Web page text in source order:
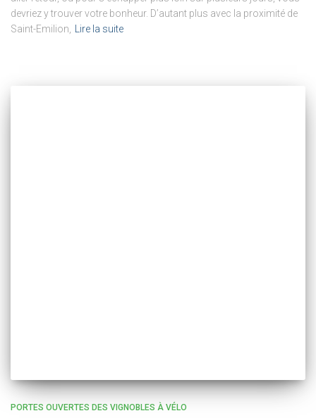
devriez y trouver votre bonheur. D’autant plus avec la proximité de
Saint-Emilion,
Lire la suite
PORTES OUVERTES DES VIGNOBLES À VÉLO